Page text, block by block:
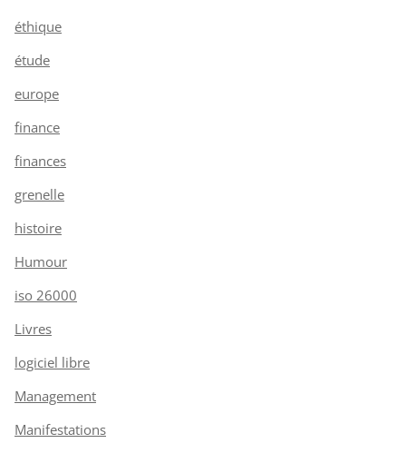
éthique
étude
europe
finance
finances
grenelle
histoire
Humour
iso 26000
Livres
logiciel libre
Management
Manifestations